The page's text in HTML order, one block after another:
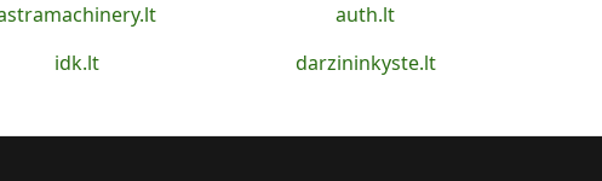
auth.lt
idk.lt darzininkyste.lt